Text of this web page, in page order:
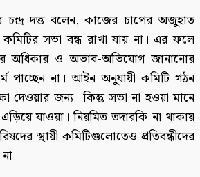
চন্দ্র দত্ত বলেন, কাজের চাপের অজুহাত
কমিটির সভা বন্ধ রাখা যায় না। এর ফলে
অধিকার ও অভাব-অভিযোগ জানানোর
পাচ্ছেন না। আইন অনুযায়ী কমিটি গঠন
দেওয়ার জন্য। কিন্তু সভা না হওয়া মানে
যাওয়া। নিয়মিত তদারকি না থাকায়
স্থায়ী কমিটিগুলোতেও প্রতিবন্ধীদের